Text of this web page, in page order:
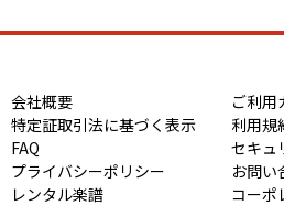
会社概要
ご利用
特定証取引法に基づく表示
利用規
FAQ
セキュ
プライバシーポリシー
お問い
レンタル楽譜
コーポ